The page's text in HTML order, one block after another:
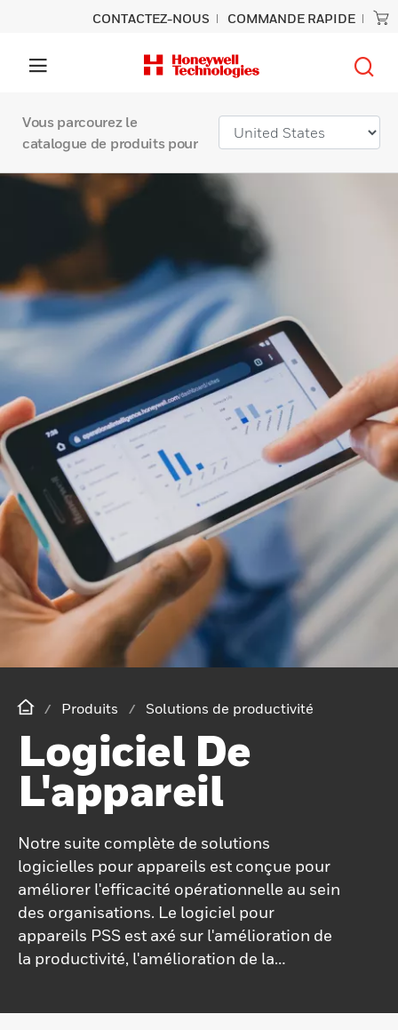
CONTACTEZ-NOUS COMMANDE RAPIDE
Vous parcourez le
catalogue de produits pour
Produits Solutions de productivité
Logiciel De
L'appareil
Notre suite complète de solutions
logicielles pour appareils est conçue pour
améliorer l'efficacité opérationnelle au sein
des organisations. Le logiciel pour
appareils PSS est axé sur l'amélioration de
la productivité, l'amélioration de la